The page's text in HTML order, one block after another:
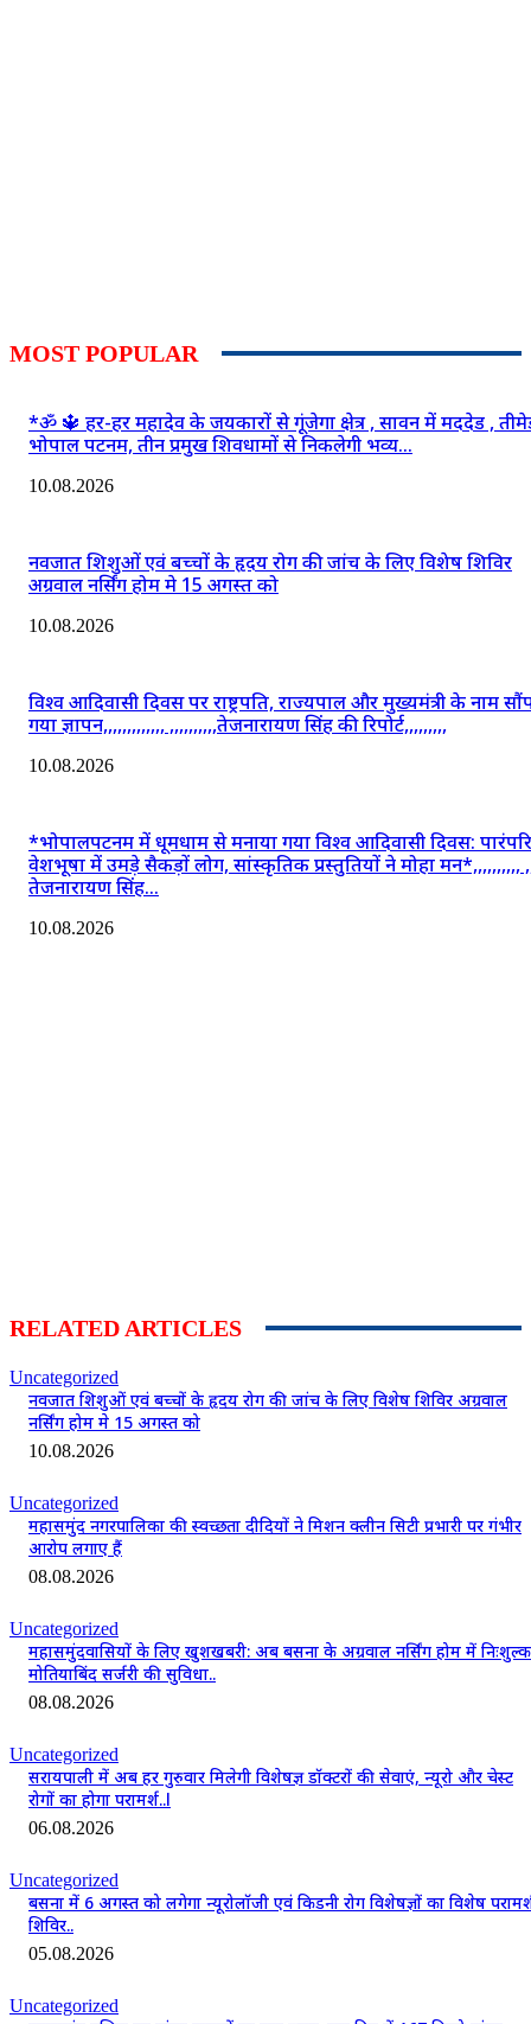
MOST POPULAR
*ॐ 🔱 हर-हर महादेव के जयकारों से गूंजेगा क्षेत्र , सावन में मददेड ,
भोपाल पटनम, तीन प्रमुख शिवधामों से निकलेगी भव्य...
10.08.2026
नवजात शिशुओं एवं बच्चों के हृदय रोग की जांच के लिए विशेष शिविर
अग्रवाल नर्सिंग होम मे 15 अगस्त को
10.08.2026
विश्व आदिवासी दिवस पर राष्ट्रपति, राज्यपाल और मुख्यमंत्री के नाम
गया ज्ञापन,,,,,,,,,,,,, ,,,,,,,,,,तेजनारायण सिंह की रिपोर्ट,,,,,,,,,
10.08.2026
*भोपालपटनम में धूमधाम से मनाया गया विश्व आदिवासी दिवस:
वेशभूषा में उमड़े सैकड़ों लोग, सांस्कृतिक प्रस्तुतियों ने मोहा मन*,,,,,,,,,,
तेजनारायण सिंह...
10.08.2026
RELATED ARTICLES
Uncategorized
नवजात शिशुओं एवं बच्चों के हृदय रोग की जांच के लिए विशेष शिविर अग्रवाल
नर्सिंग होम मे 15 अगस्त को
10.08.2026
Uncategorized
महासमुंद नगरपालिका की स्वच्छता दीदियों ने मिशन क्लीन सिटी प्रभारी पर गंभीर
आरोप लगाए हैं
08.08.2026
Uncategorized
महासमुंदवासियों के लिए खुशखबरी: अब बसना के अग्रवाल नर्सिंग होम में निःशुल्क
मोतियाबिंद सर्जरी की सुविधा..
08.08.2026
Uncategorized
सरायपाली में अब हर गुरुवार मिलेगी विशेषज्ञ डॉक्टरों की सेवाएं, न्यूरो और चेस्ट
रोगों का होगा परामर्श..l
06.08.2026
Uncategorized
बसना में 6 अगस्त को लगेगा न्यूरोलॉजी एवं किडनी रोग विशेषज्ञों का विशेष
शिविर..
05.08.2026
Uncategorized